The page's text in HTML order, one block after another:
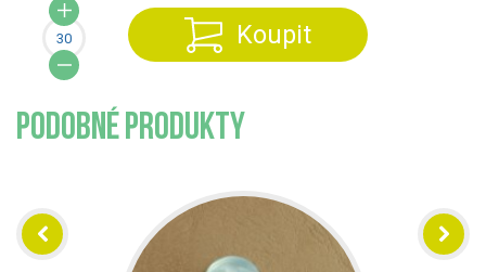
Koupit
PODOBNÉ PRODUKTY